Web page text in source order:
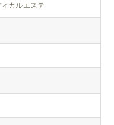
カルエステ